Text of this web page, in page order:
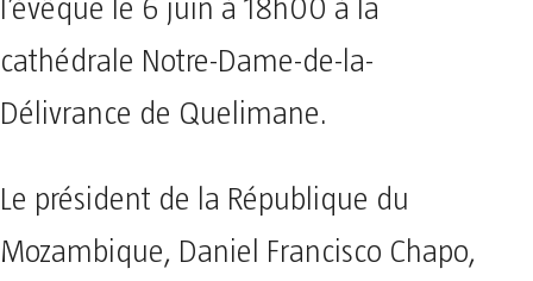
l’évêque le 6 juin à 18h00 à la
cathédrale Notre-Dame-de-la-
Délivrance de Quelimane.
Le président de la République du
Mozambique, Daniel Francisco Chapo,